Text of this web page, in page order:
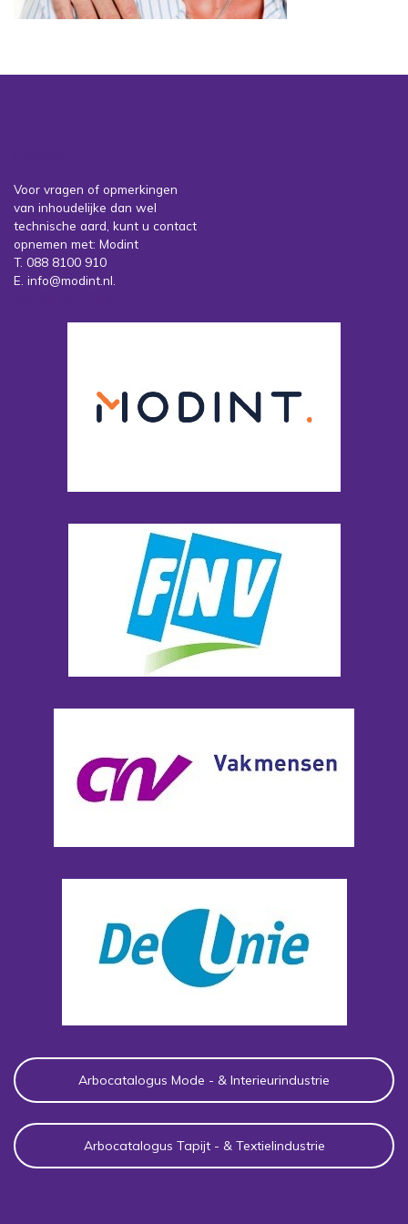
Voor vragen of opmerkingen
van inhoudelijke dan wel
technische aard, kunt u contact
opnemen met: Modint
T. 088 8100 910
E. info@modint.nl.
Arbocatalogus Mode - & Interieurindustrie
Arbocatalogus Tapijt - & Textielindustrie